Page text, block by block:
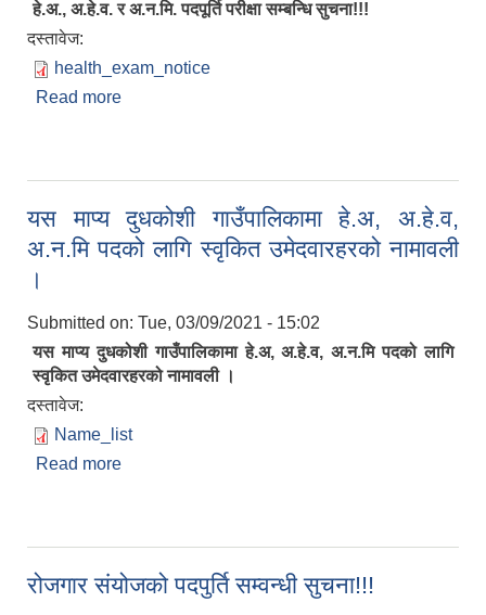
हे.अ., अ.हे.व. र अ.न.मि. पदपूर्ति परीक्षा सम्बन्धि सुचना!!!
दस्तावेज:
health_exam_notice
Read more
यस माप्य दुधकोशी गाउँपालिकामा हे.अ, अ.हे.व,
अ.न.मि पदको लागि स्वृकित उमेदवारहरको नामावली
।
Submitted on: Tue, 03/09/2021 - 15:02
यस माप्य दुधकोशी गाउँपालिकामा हे.अ, अ.हे.व, अ.न.मि पदको लागि
स्वृकित उमेदवारहरको नामावली ।
दस्तावेज:
Name_list
Read more
रोजगार संयोजको पदपुर्ति सम्वन्धी सुचना!!!